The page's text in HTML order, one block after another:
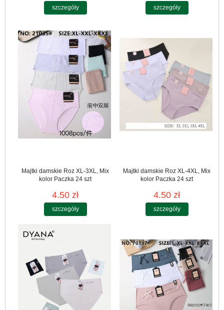
szczegóły szczegóły
Majtki damskie Roz XL-3XL, Mix
kolor Paczka 24 szt
4.50 zł
szczegóły
Majtki damskie Roz XL-4XL, Mix
kolor Paczka 24 szt
4.50 zł
szczegóły